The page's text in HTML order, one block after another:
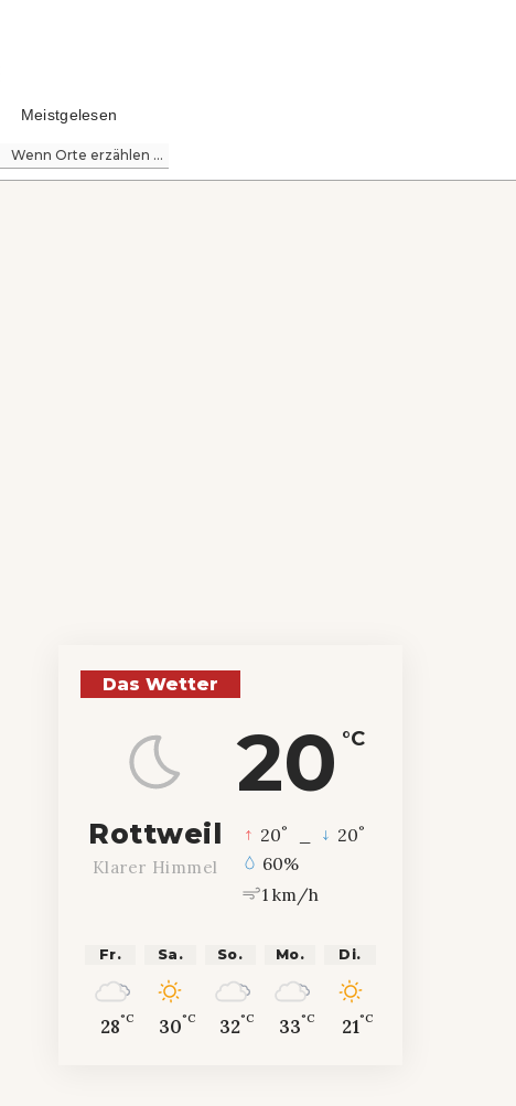
Meistgelesen
Wenn Orte erzählen ...
Das Wetter
20 °C
Rottweil
Klarer Himmel
20° 20°
60%
1 km/h
Fr.
28°C
Sa.
30°C
So.
32°C
Mo.
33°C
Di.
21°C